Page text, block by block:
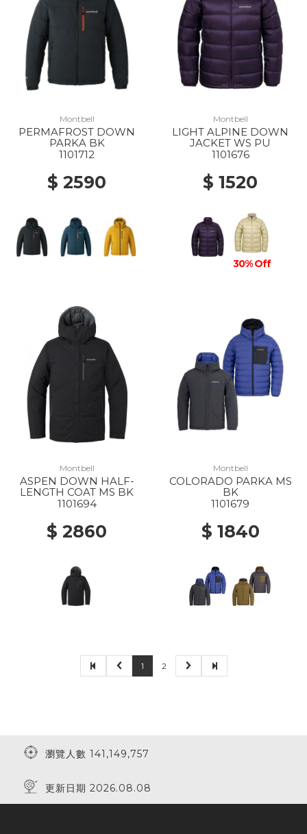
Montbell
PERMAFROST DOWN
PARKA BK
1101712
$ 2590
Montbell
LIGHT ALPINE DOWN
JACKET WS PU
1101676
$ 1520
30% Off
Montbell
ASPEN DOWN HALF-
LENGTH COAT MS BK
1101694
$ 2860
Montbell
COLORADO PARKA MS
BK
1101679
$ 1840
1 2
瀏覽人數 141,149,757
更新日期 2026.08.08